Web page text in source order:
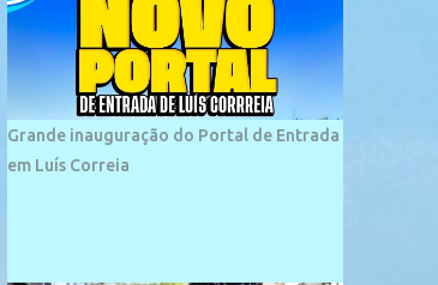
km de paisagens exuberantes. Possui ondas
suaves devido ao extensivo molhe de pedras
que não chegam a 2 metros de altura, não
apresentando dunas em seu espaço
geográfico. Não se sabe ao certo porque a
praia leva esse nome, e muitas das suas
Grande inauguração do Portal de Entrada
em Luís Correia